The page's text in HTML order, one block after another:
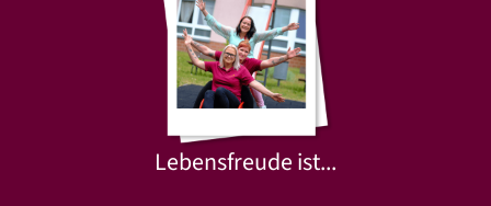
Lebensfreude ist...